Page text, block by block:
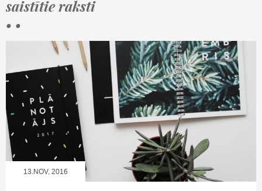
saistītie raksti
• •
13.NOV, 2016